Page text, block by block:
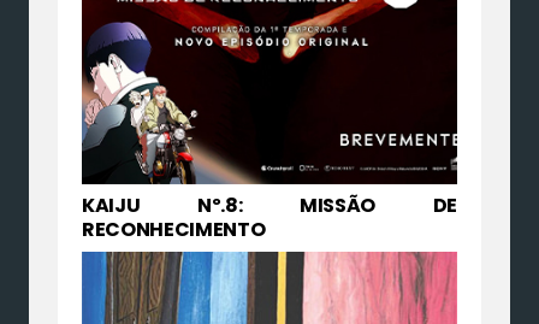
KAIJU Nº.8: MISSÃO DE
RECONHECIMENTO